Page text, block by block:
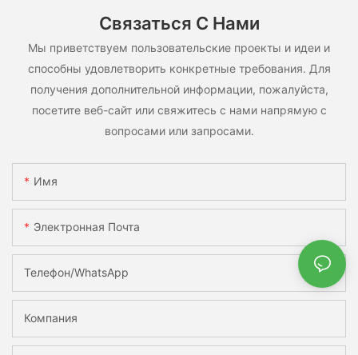
Связаться С Нами
Мы приветствуем пользовательские проекты и идеи и
способны удовлетворить конкретные требования. Для
получения дополнительной информации, пожалуйста,
посетите веб-сайт или свяжитесь с нами напрямую с
вопросами или запросами.
Имя
Электронная Почта
Телефон/WhatsApp
Компания